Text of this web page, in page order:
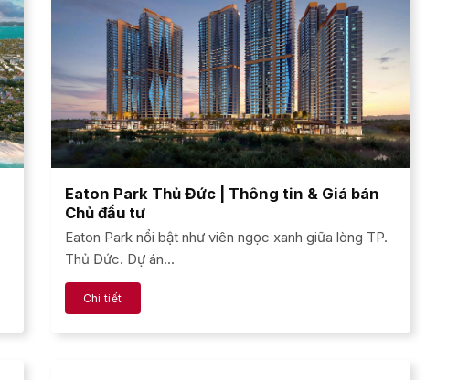
Eaton Park Thủ Đức | Thông tin & Giá bán
Chủ đầu tư
Eaton Park nổi bật như viên ngọc xanh giữa lòng TP.
Thủ Đức. Dự án...
Chi tiết